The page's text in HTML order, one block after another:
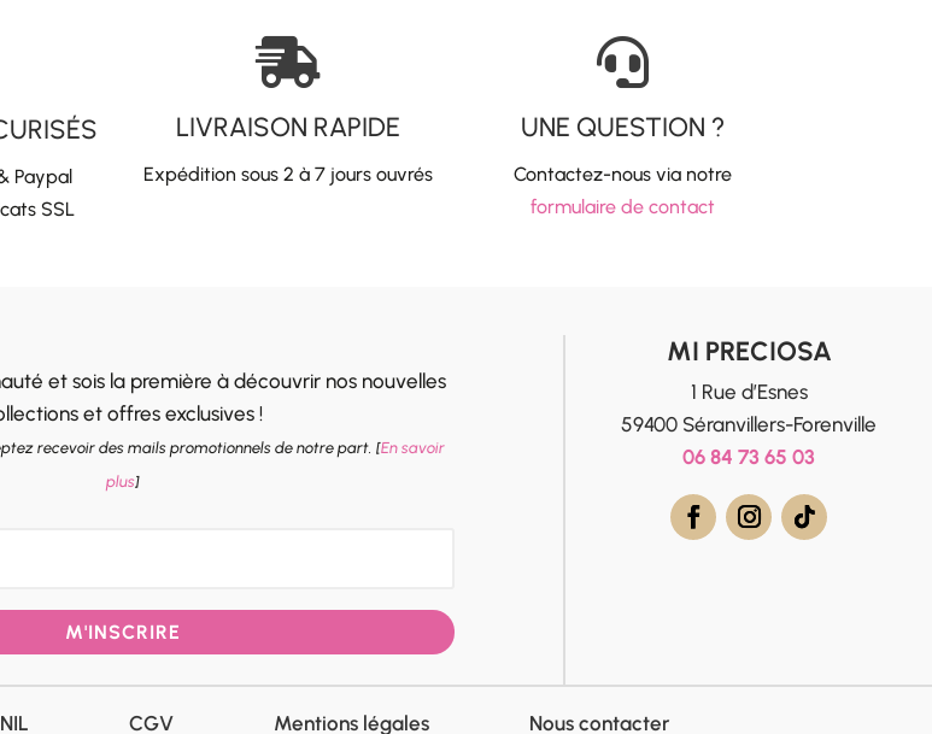
Paypal
SSL

LIVRAISON RAPIDE
Expédition sous 2 à 7 jours ouvrés

UNE QUESTION ?
Contactez-nous via notre
formulaire de contact
et sois la première à découvrir nos nouvelles
et offres exclusives !
recevoir des mails promotionnels de notre part. [En savoir
plus]
M'INSCRIRE
MI PRECIOSA
1 Rue d’Esnes
59400 Séranvillers-Forenville
06 84 73 65 03
CGV Mentions légales Nous contacter